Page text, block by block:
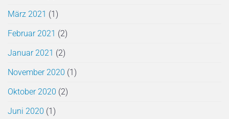
März 2021 (1)
Februar 2021 (2)
Januar 2021 (2)
November 2020 (1)
Oktober 2020 (2)
Juni 2020 (1)